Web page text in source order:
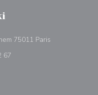
75011 Paris((在新窗口中打
67